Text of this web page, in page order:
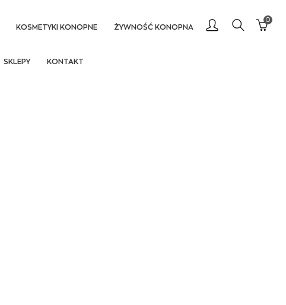
KOSMETYKI KONOPNE ŻYWNOŚĆ KONOPNA
SKLEPY KONTAKT
0